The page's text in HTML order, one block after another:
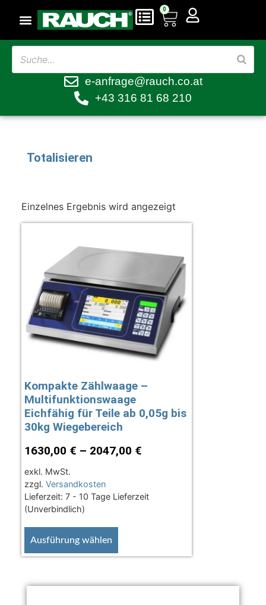
0
e-anfrage@rauch.co.at
+43 316 81 68 210
Totalisieren
Einzelnes Ergebnis wird angezeigt
Kompakte Zählwaage –
Multifunktionswaage
Eichfähig für Teile ab 0,05g bis
30kg Wiegebereich
1630,00 € – 2047,00 €
exkl. MwSt.
zzgl. Versandkosten
Lieferzeit: 7 - 10 Tage Lieferzeit
(Unverbindlich)
Ausführung wählen